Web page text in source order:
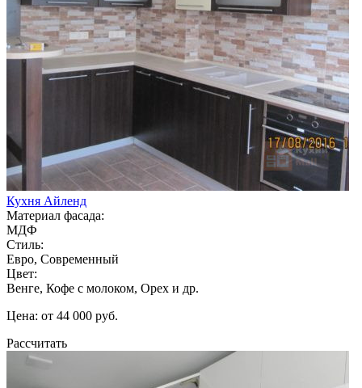
Кухня Айленд
Материал фасада:
МДФ
Стиль:
Евро, Современный
Цвет:
Венге, Кофе с молоком, Орех и др.
Цена: от 44 000 руб.
Рассчитать